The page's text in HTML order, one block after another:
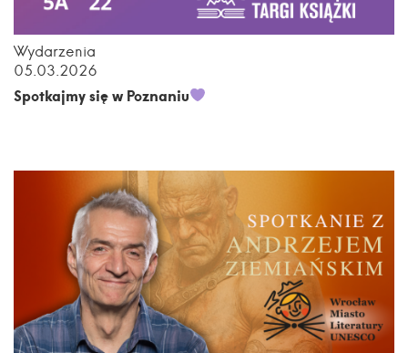
Wydarzenia
05.03.2026
Spotkajmy się w Poznaniu